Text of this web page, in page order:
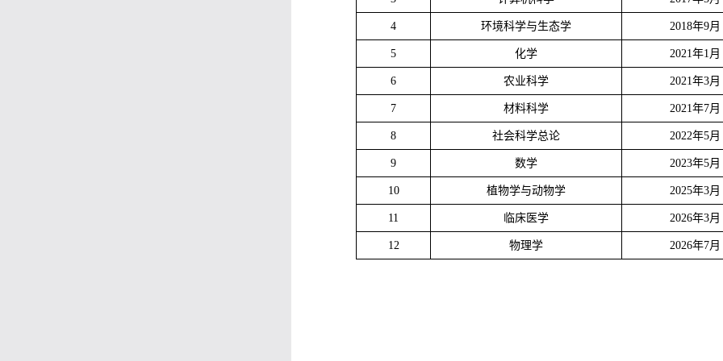
4 环境科学与生态学 2018年9月
5 化学 2021年1月
6 农业科学 2021年3月
7 材料科学 2021年7月
8 社会科学总论 2022年5月
9 数学 2023年5月
10 植物学与动物学 2025年3月
11 临床医学 2026年3月
12 物理学 2026年7月